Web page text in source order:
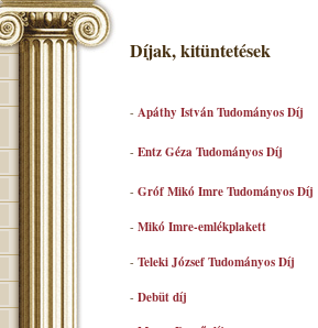
Díjak, kitüntetések
- Apáthy István Tudományos Díj
- Entz Géza Tudományos Díj
- Gróf Mikó Imre Tudományos Díj
- Mikó Imre-emlékplakett
- Teleki József Tudományos Díj
- Debüt díj